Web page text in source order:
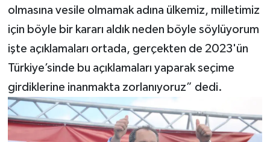
olmasına vesile olmamak adına ülkemiz, milletimiz
için böyle bir kararı aldık neden böyle söylüyorum
işte açıklamaları ortada, gerçekten de 2023'ün
Türkiye’sinde bu açıklamaları yaparak seçime
girdiklerine inanmakta zorlanıyoruz” dedi.